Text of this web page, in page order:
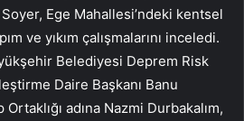
Ege Mahallesi’ndeki kentsel
ve yıkım çalışmalarını inceledi.
Belediyesi Deprem Risk
Daire Başkanı Banu
adına Nazmi Durbakalım,